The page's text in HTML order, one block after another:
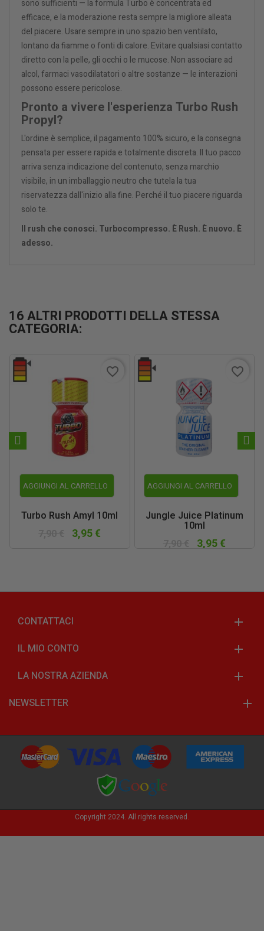
sono sufficienti — la formula Turbo è concentrata ed
efficace, e la moderazione resta sempre la migliore alleata
del piacere. Usare sempre in uno spazio ben ventilato,
lontano da fiamme o fonti di calore. Evitare qualsiasi contatto
diretto con la pelle, gli occhi o le mucose. Non associare ad
alcol, farmaci vasodilatatori o altre sostanze — le interazioni
possono essere pericolose.
Pronto a vivere l'esperienza Turbo Rush
Propyl?
L'ordine è semplice, il pagamento 100% sicuro, e la consegna
pensata per essere rapida e totalmente discreta. Il tuo pacco
arriva senza indicazione del contenuto, senza marchio
visibile, in un imballaggio neutro che tutela la tua
riservatezza dall'inizio alla fine. Perché il tuo piacere riguarda
solo te.
Il rush che conosci. Turbocompresso. È Rush. È nuovo. È
adesso.
16 ALTRI PRODOTTI DELLA STESSA
CATEGORIA:
AGGIUNGI AL CARRELLO
Turbo Rush Amyl 10ml
3,95 €
favorite_border
AGGIUNGI AL CARRELLO
Jungle Juice Platinum
10ml
3,95 €
favorite_border
CONTATTACI
IL MIO CONTO
LA NOSTRA AZIENDA
NEWSLETTER
Copyright 2024. All rights reserved.